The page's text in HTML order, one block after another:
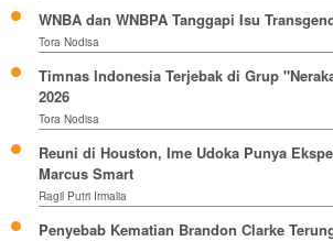
WNBA dan WNBPA Tanggapi Isu
Tora Nodisa
Timnas Indonesia Terjebak di Grup
2026
Tora Nodisa
Reuni di Houston, Ime Udoka Punya
Marcus Smart
Ragil Putri Irmalia
Penyebab Kematian Brandon Clarke